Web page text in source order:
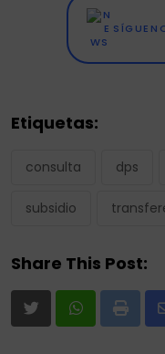
Etiquetas:
consulta dps
subsidio
Share This Post:
Print